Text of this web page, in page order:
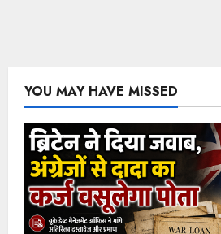
YOU MAY HAVE MISSED